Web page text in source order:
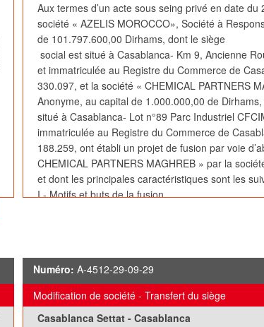
Aux termes d’un acte sous seing privé en date
société « AZELIS MOROCCO», Société à
de 101.797.600,00 Dirhams, dont le siège
social est situé à Casablanca- Km 9, Ancienne
et immatriculée au Registre du Commerce de
330.097, et la société « CHEMICAL PARTNERS
Anonyme, au capital de 1.000.000,00 de
situé à Casablanca- Lot n°89 Parc Industriel
immatriculée au Registre du Commerce de
188.259, ont établi un projet de fusion par voie
CHEMICAL PARTNERS MAGHREB » par la
et dont les principales caractéristiques sont les
I - Motifs et buts de la fusion
La Fusion répond à une volonté de
- La simplification et la rationalisation des
- La réduction des coûts de fonctionnement et de
- La création d’une synergie dans les structures et
financiers des deux Parties.
Telles sont les raisons qui ont conduit les
Fusion.
Numéro: A-4512-29-09-29
Modification de société - Transfert du siège
Casablanca Settat - Casablanca